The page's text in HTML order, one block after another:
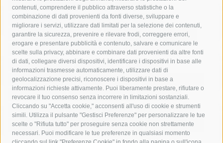
contenuti, comprendere il pubblico attraverso statistiche o la
combinazione di dati provenienti da fonti diverse, sviluppare e
migliorare i servizi, utilizzare dati limitati per la selezione dei contenuti,
garantire la sicurezza, prevenire e rilevare frodi, correggere errori,
erogare e presentare pubblicità e contenuto, salvare e comunicare le
scelte sulla privacy, abbinare e combinare dati provenienti da altre fonti
di dati, collegare diversi dispositivi, identificare i dispositivi in base alle
informazioni trasmesse automaticamente, utilizzare dati di
geolocalizzazione precisi, riconoscere i dispositivi in base a
informazioni richieste attivamente. Puoi liberamente prestare, rifiutare o
revocare il tuo consenso senza incorrere in limitazioni sostanziali.
Cliccando su "Accetta cookie," acconsenti all'uso di cookie e strumenti
simili. Utilizza il pulsante "Gestisci Preferenze" per personalizzare le tue
scelte o "Rifiuta tutto" per proseguire senza cookie non strettamente
necessari. Puoi modificare le tue preferenze in qualsiasi momento
comune di sorrento
concerto
contagi
costiera amalfitana
covid-19 eav
elezioni
fondazione sorrento
gori guardia costiera
incidente
lavori
lorenzo balducelli mare
massa lubrense
massimo coppola
Meta napoli
ordinanza
penisola sorrentina
piano di sorrento
polizia municipale
protezione civile
Regione Campania
sant'agnello
sindaco cuomo
sorrento studenti temporali
treni
turismo
Vico Equense villa fiorentino vincenzo de luca